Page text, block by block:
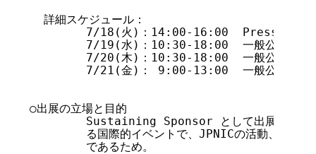
  詳細スケジュール：
7/19(水)：10:30-18:00  一般公開
7/20(木)：10:30-18:00  一般公開
        7/21(金)： 9:00-13:00  一般公開	-----------
○出展の立場と目的
る国際的イベントで、JPNICの活動、存在自
        であるため。